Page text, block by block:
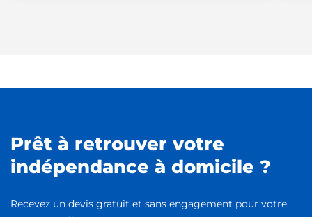
Prêt à retrouver votre
indépendance à domicile ?
Recevez un devis gratuit et sans engagement pour votre